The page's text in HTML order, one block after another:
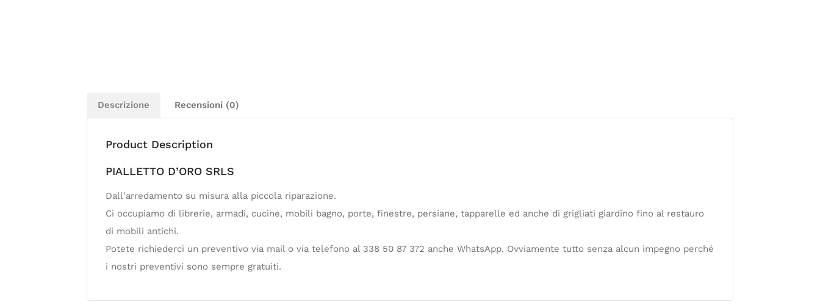
Descrizione Recensioni (0)
Product Description
PIALLETTO D’ORO SRLS
Dall’arredamento su misura alla piccola riparazione.
Ci occupiamo di librerie, armadi, cucine, mobili bagno, porte, finestre, persiane, tapparelle ed anche di grigliati giardino fino al restauro
di mobili antichi.
Potete richiederci un preventivo via mail o via telefono al 338 50 87 372 anche WhatsApp. Ovviamente tutto senza alcun impegno perché
i nostri preventivi sono sempre gratuiti.